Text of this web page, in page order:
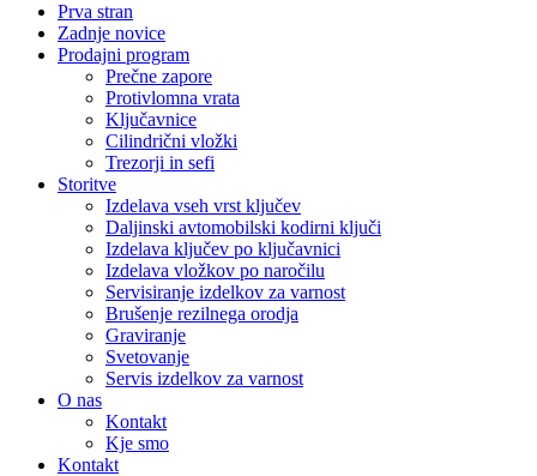
Prva stran
Zadnje novice
Prodajni program
Prečne zapore
Protivlomna vrata
Ključavnice
Cilindrični vložki
Trezorji in sefi
Storitve
Izdelava vseh vrst ključev
Daljinski avtomobilski kodirni ključi
Izdelava ključev po ključavnici
Izdelava vložkov po naročilu
Servisiranje izdelkov za varnost
Brušenje rezilnega orodja
Graviranje
Svetovanje
Servis izdelkov za varnost
O nas
Kontakt
Kje smo
Kontakt